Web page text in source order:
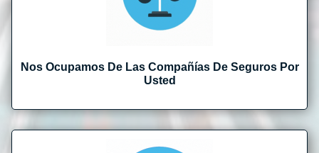
Nos Ocupamos De Las Compañías De Seguros Por
Usted